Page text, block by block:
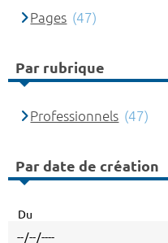
Pages (47)
Par rubrique
Professionnels (47)
Par date de création
Du